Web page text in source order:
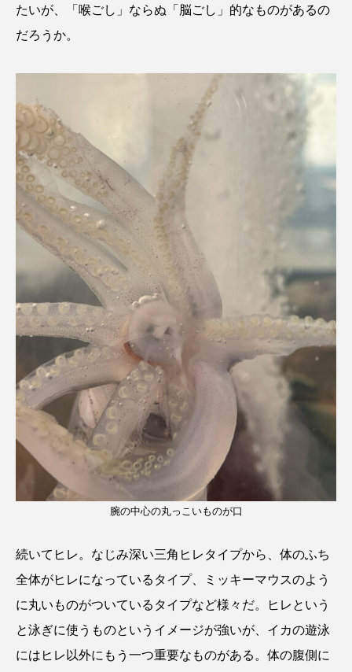
たいが、「喉ごし」ならぬ「脳ごし」的なものがあるの
だろうか。
腕の中心の丸っこいものが口
続いてヒレ。なじみ深い三角ヒレタイプから、体のふち
全体がヒレになっているタイプ、ミッキーマウスのよう
に丸いものがついているタイプなど様々だ。ヒレという
と泳ぎに使うものというイメージが強いが、イカの遊泳
にはヒレ以外にもう一つ重要なものがある。体の腹側に